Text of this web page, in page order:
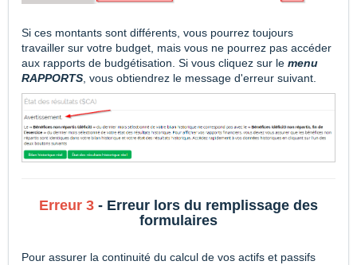
Si ces montants sont différents, vous pourrez toujours
travailler sur votre budget, mais vous ne pourrez pas accéder
aux rapports de budgétisation. Si vous cliquez sur le menu
RAPPORTS , vous obtiendrez le message d'erreur suivant.
Erreur 3 - Erreur lors du remplissage des
formulaires
Pour assurer la continuité du calcul de vos actifs et passifs